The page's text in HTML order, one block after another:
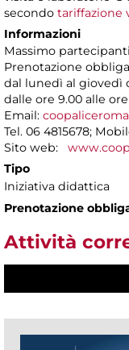
secondo tariffazione
Informazioni
Massimo
Prenotazione
dal lunedì al giovedì
dalle ore 9.00 alle ore
Email:
Tel. 06 4815678;
Sito web:
Tipo
Iniziativa didattica
Prenotazione
Attività